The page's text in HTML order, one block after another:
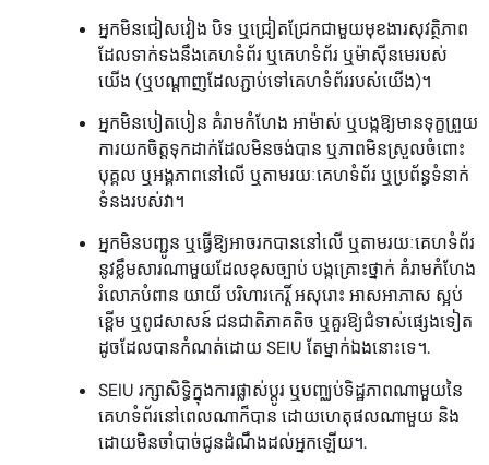
អ្នកមិនជៀសវៀង បិទ ឬជ្រៀតជ្រែកជាមួយមុខងារសុវត្ថិភាព
ដែលទាក់ទងនឹងគេហទំព័រ ឬគេហទំព័រ ឬម៉ាស៊ីនមេរបស់
យើង (ឬបណ្តាញដែលភ្ជាប់ទៅគេហទំព័ររបស់យើង)។
អ្នកមិនបៀតបៀន គំរាមកំហែង អាម៉ាស់ ឬបង្កឱ្យមានទុក្ខព្រួយ
ការយកចិត្តទុកដាក់ដែលមិនចង់បាន ឬភាពមិនស្រួលចំពោះ
បុគ្គល ឬអង្គភាពនៅលើ ឬតាមរយៈគេហទំព័រ ឬប្រព័ន្ធទំនាក់
ទំនងរបស់វា។
អ្នកមិនបញ្ជូន ឬធ្វើឱ្យអាចរកបាននៅលើ ឬតាមរយៈគេហទំព័រ
នូវខ្លឹមសារណាមួយដែលខុសច្បាប់ បង្កគ្រោះថ្នាក់ គំរាមកំហែង
រំលោភបំពាន យាយី បរិហារកេរ្តិ៍ អសុរោះ អាសអាភាស ស្អប់
ខ្ពើម ឬពូជសាសន៍ ជនជាតិភាគតិច ឬគួរឱ្យជំទាស់ផ្សេងទៀត
ដូចដែលបានកំណត់ដោយ SEIU តែម្នាក់ឯងនោះទេ។.
SEIU រក្សាសិទ្ធិក្នុងការផ្លាស់ប្តូរ ឬបញ្ឈប់ទិដ្ឋភាពណាមួយនៃ
គេហទំព័រនៅពេលណាក៏បាន ដោយហេតុផលណាមួយ និង
ដោយមិនចាំបាច់ជូនដំណឹងដល់អ្នកឡើយ។.